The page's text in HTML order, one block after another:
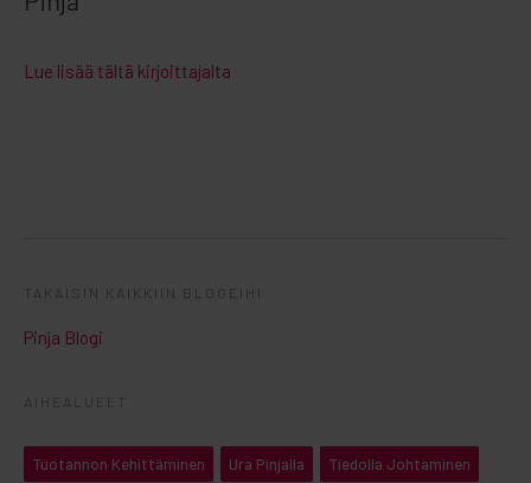
Lue lisää tältä kirjoittajalta
TAKAISIN KAIKKIIN BLOGEIHI
Pinja Blogi
AIHEALUEET
Tuotannon Kehittäminen Ura Pinjalla Tiedolla Johtaminen